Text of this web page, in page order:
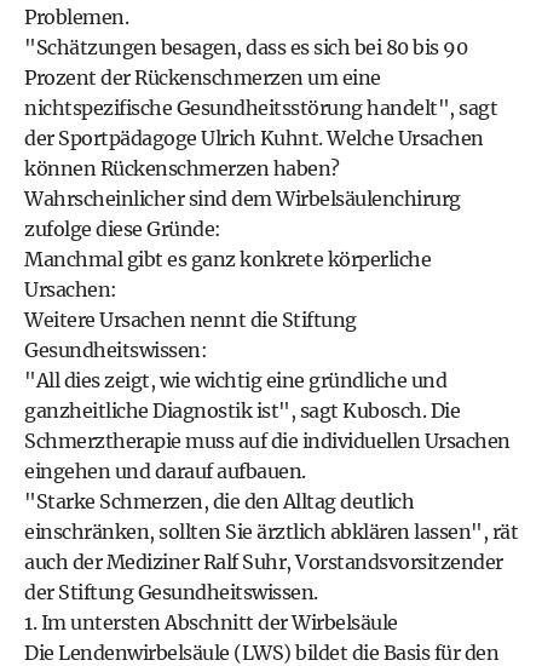
Problemen.
"Schätzungen besagen, dass es sich bei 80 bis 90
Prozent der Rückenschmerzen um eine
nichtspezifische Gesundheitsstörung handelt", sagt
der Sportpädagoge Ulrich Kuhnt. Welche Ursachen
können Rückenschmerzen haben?
Wahrscheinlicher sind dem Wirbelsäulenchirurg
zufolge diese Gründe:
Manchmal gibt es ganz konkrete körperliche
Ursachen:
Weitere Ursachen nennt die Stiftung
Gesundheitswissen:
"All dies zeigt, wie wichtig eine gründliche und
ganzheitliche Diagnostik ist", sagt Kubosch. Die
Schmerztherapie muss auf die individuellen Ursachen
eingehen und darauf aufbauen.
"Starke Schmerzen, die den Alltag deutlich
einschränken, sollten Sie ärztlich abklären lassen", rät
auch der Mediziner Ralf Suhr, Vorstandsvorsitzender
der Stiftung Gesundheitswissen.
1. Im untersten Abschnitt der Wirbelsäule
Die Lendenwirbelsäule (LWS) bildet die Basis für den